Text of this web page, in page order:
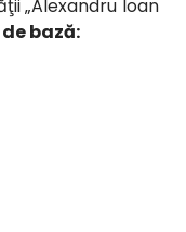
„Alexandru Ioan
bază: